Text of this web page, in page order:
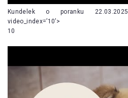
Kundelek o poranku
video_index=’10’>
10